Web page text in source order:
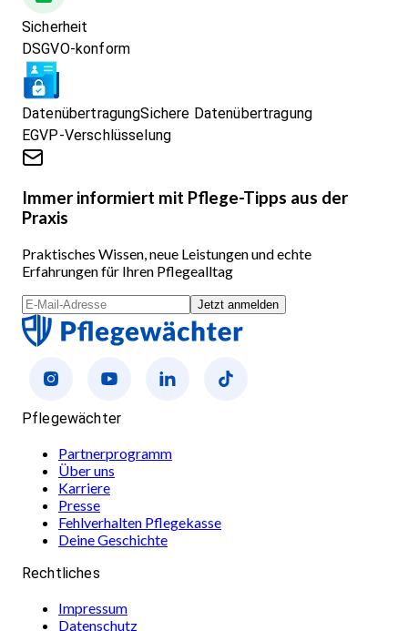
Sicherheit
DSGVO-konform
DatenübertragungSichere Datenübertragung
EGVP-Verschlüsselung
Immer informiert mit Pflege-Tipps aus der
Praxis
Praktisches Wissen, neue Leistungen und echte
Erfahrungen für Ihren Pflegealltag
Jetzt anmelden
Pflegewächter
Partnerprogramm
Über uns
Karriere
Presse
Fehlverhalten Pflegekasse
Deine Geschichte
Rechtliches
Impressum
Datenschutz